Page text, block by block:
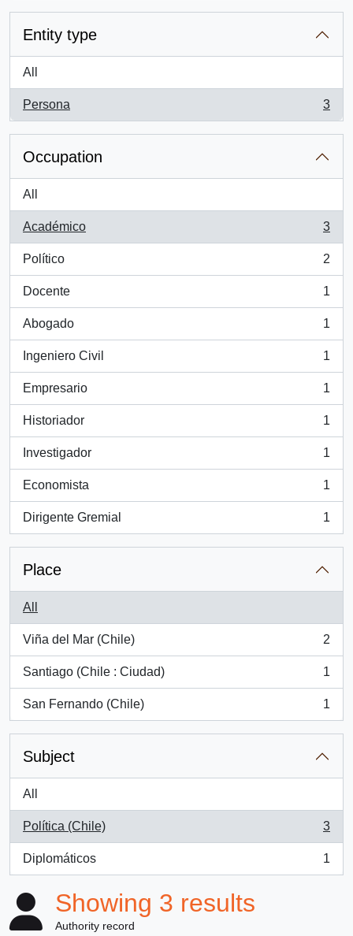
Entity type
All
Persona
, 3 results
3
Occupation
All
Académico
, 3 results
3
Político
, 2 results
2
Docente
, 1 results
1
Abogado
, 1 results
1
Ingeniero Civil
, 1 results
1
Empresario
, 1 results
1
Historiador
, 1 results
1
Investigador
, 1 results
1
Economista
, 1 results
1
Dirigente Gremial
, 1 results
1
Place
All
Viña del Mar (Chile)
, 2 results
2
Santiago (Chile : Ciudad)
, 1 results
1
San Fernando (Chile)
, 1 results
1
Subject
All
Política (Chile)
, 3 results
3
Diplomáticos
, 1 results
1
Showing 3 results
Authority record